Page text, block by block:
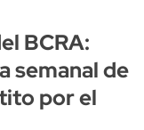
BCRA:
semanal de
por el